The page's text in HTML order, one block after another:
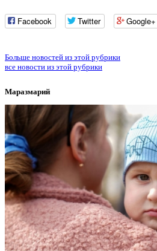
Facebook Twitter Google+
Больше новостей из этой рубрики
все новости из этой рубрики
Маразмарий